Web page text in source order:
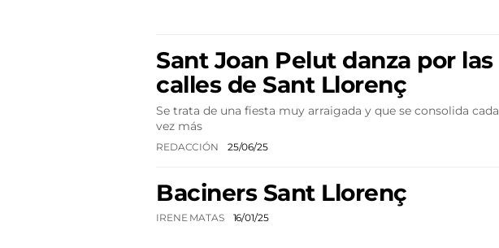
Sant Joan Pelut danza por las
calles de Sant Llorenç
Se trata de una fiesta muy arraigada y que se consolida cada
vez más
REDACCIÓN 25/06/25
Baciners Sant Llorenç
IRENE MATAS 16/01/25